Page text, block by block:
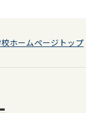
ホームページトップ